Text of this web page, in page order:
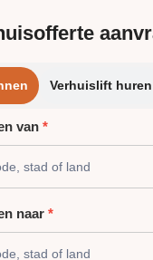
plannen
van *
naar *